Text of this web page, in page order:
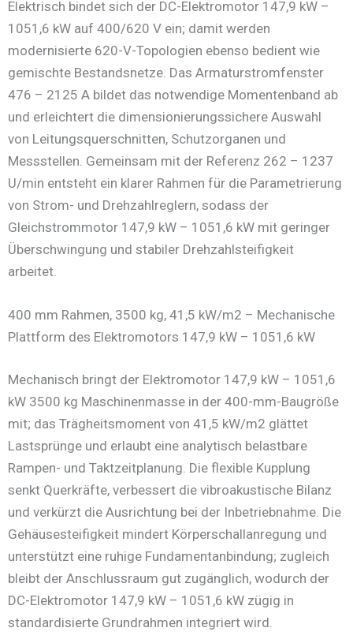
Elektrisch bindet sich der DC-Elektromotor 147,9 kW –
1051,6 kW auf 400/620 V ein; damit werden
modernisierte 620-V-Topologien ebenso bedient wie
gemischte Bestandsnetze. Das Armaturstromfenster
476 – 2125 A bildet das notwendige Momentenband ab
und erleichtert die dimensionierungssichere Auswahl
von Leitungsquerschnitten, Schutzorganen und
Messstellen. Gemeinsam mit der Referenz 262 – 1237
U/min entsteht ein klarer Rahmen für die Parametrierung
von Strom- und Drehzahlreglern, sodass der
Gleichstrommotor 147,9 kW – 1051,6 kW mit geringer
Überschwingung und stabiler Drehzahlsteifigkeit
arbeitet.
400 mm Rahmen, 3500 kg, 41,5 kW/m2 – Mechanische
Plattform des Elektromotors 147,9 kW – 1051,6 kW
Mechanisch bringt der Elektromotor 147,9 kW – 1051,6
kW 3500 kg Maschinenmasse in der 400-mm-Baugröße
mit; das Trägheitsmoment von 41,5 kW/m2 glättet
Lastsprünge und erlaubt eine analytisch belastbare
Rampen- und Taktzeitplanung. Die flexible Kupplung
senkt Querkräfte, verbessert die vibroakustische Bilanz
und verkürzt die Ausrichtung bei der Inbetriebnahme. Die
Gehäusesteifigkeit mindert Körperschallanregung und
unterstützt eine ruhige Fundamentanbindung; zugleich
bleibt der Anschlussraum gut zugänglich, wodurch der
DC-Elektromotor 147,9 kW – 1051,6 kW zügig in
standardisierte Grundrahmen integriert wird.